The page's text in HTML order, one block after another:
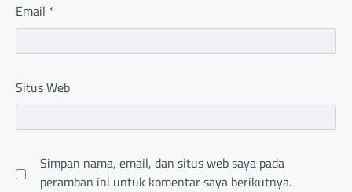
Email *
Situs Web
Simpan nama, email, dan situs web saya pada
peramban ini untuk komentar saya berikutnya.